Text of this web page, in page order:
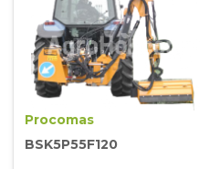
Procomas
BSK5P55F120